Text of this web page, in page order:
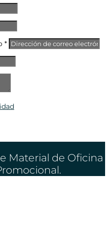
*
Material de Oficina